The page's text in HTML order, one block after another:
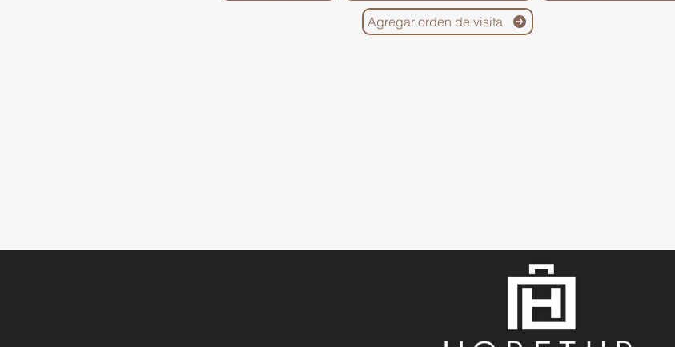
Agregar orden de visita